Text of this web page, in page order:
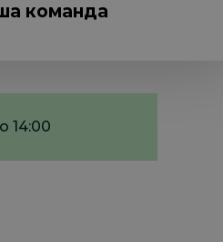
команда
14:00